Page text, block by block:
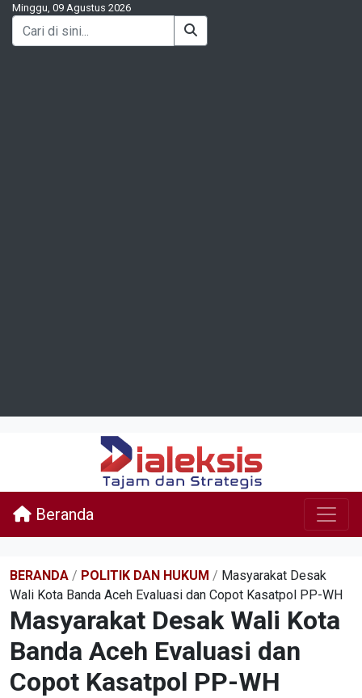
Minggu, 09 Agustus 2026
Beranda
BERANDA / POLITIK DAN HUKUM / Masyarakat Desak
Wali Kota Banda Aceh Evaluasi dan Copot Kasatpol PP-WH
Masyarakat Desak Wali Kota
Banda Aceh Evaluasi dan
Copot Kasatpol PP-WH